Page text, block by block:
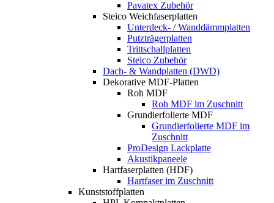
Pavatex Zubehör
Steico Weichfaserplatten
Unterdeck- / Wanddämmplatten
Putzträgerplatten
Trittschallplatten
Steico Zubehör
Dach- & Wandplatten (DWD)
Dekorative MDF-Platten
Roh MDF
Roh MDF im Zuschnitt
Grundierfolierte MDF
Grundierfolierte MDF im
Zuschnitt
ProDesign Lackplatte
Akustikpaneele
Hartfaserplatten (HDF)
Hartfaser im Zuschnitt
Kunststoffplatten